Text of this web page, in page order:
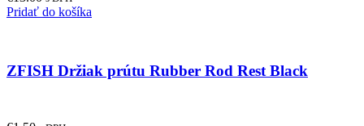
Pridať do košíka
ZFISH Držiak prútu Rubber Rod Rest Black